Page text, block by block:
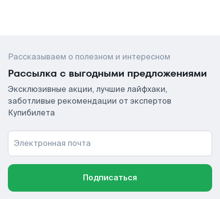
Рассказываем о полезном и интересном
Рассылка с выгодными предложениями
Эксклюзивные акции, лучшие лайфхаки,
заботливые рекомендации от экспертов
Купибилета
Электронная почта
Подписаться